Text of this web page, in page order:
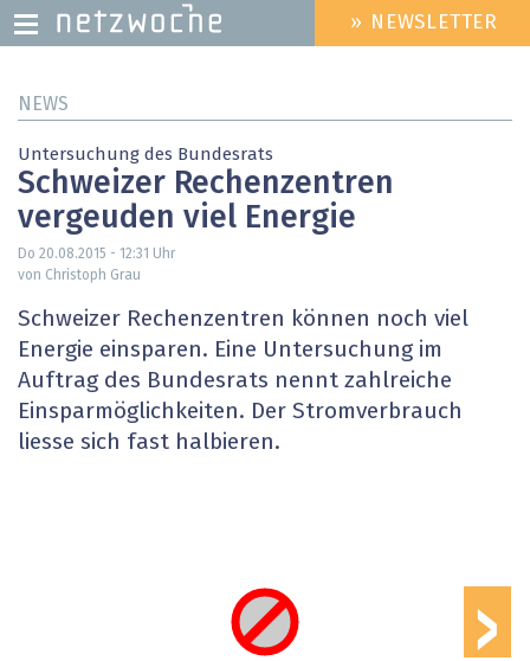
zum
HEADER
MENU
» NEWSLETTER
NEWS
Untersuchung des Bundesrats
Schweizer Rechenzentren
vergeuden viel Energie
Do 20.08.2015 - 12:31 Uhr
von Christoph Grau
Schweizer Rechenzentren können noch viel
Energie einsparen. Eine Untersuchung im
Auftrag des Bundesrats nennt zahlreiche
Einsparmöglichkeiten. Der Stromverbrauch
liesse sich fast halbieren.
›